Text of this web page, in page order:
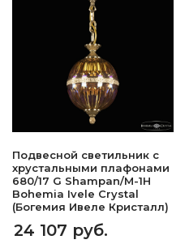
Подвесной светильник с
хрустальными плафонами
680/17 G Shampan/M-1H
Bohemia Ivele Crystal
(Богемия Ивеле Кристалл)
24 107 руб.